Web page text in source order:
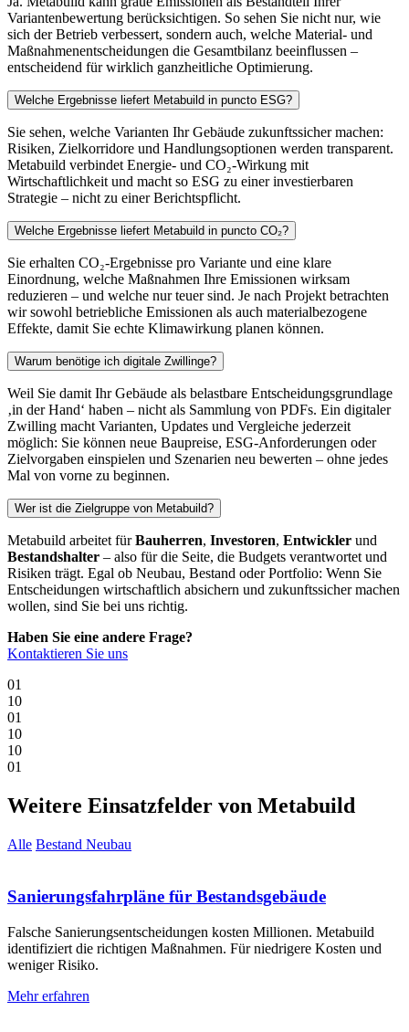
Variantenbewertung berücksichtigen. So sehen Sie nicht nur, wie
sich der Betrieb verbessert, sondern auch, welche Material- und
Maßnahmenentscheidungen die Gesamtbilanz beeinflussen –
entscheidend für wirklich ganzheitliche Optimierung.
Welche Ergebnisse liefert Metabuild in puncto ESG?
Sie sehen, welche Varianten Ihr Gebäude zukunftssicher machen:
Risiken, Zielkorridore und Handlungsoptionen werden transparent.
Metabuild verbindet Energie- und CO₂-Wirkung mit
Wirtschaftlichkeit und macht so ESG zu einer investierbaren
Strategie – nicht zu einer Berichtspflicht.
Welche Ergebnisse liefert Metabuild in puncto CO₂?
Sie erhalten CO₂-Ergebnisse pro Variante und eine klare
Einordnung, welche Maßnahmen Ihre Emissionen wirksam
reduzieren – und welche nur teuer sind. Je nach Projekt betrachten
wir sowohl betriebliche Emissionen als auch materialbezogene
Effekte, damit Sie echte Klimawirkung planen können.
Warum benötige ich digitale Zwillinge?
Weil Sie damit Ihr Gebäude als belastbare Entscheidungsgrundlage
‚in der Hand‘ haben – nicht als Sammlung von PDFs. Ein digitaler
Zwilling macht Varianten, Updates und Vergleiche jederzeit
möglich: Sie können neue Baupreise, ESG-Anforderungen oder
Zielvorgaben einspielen und Szenarien neu bewerten – ohne jedes
Mal von vorne zu beginnen.
Wer ist die Zielgruppe von Metabuild?
Metabuild arbeitet fürBauherren, Investoren, Entwickler und
Bestandshalter – also für die Seite, die Budgets verantwortet und
Risiken trägt. Egal ob Neubau, Bestand oder Portfolio: Wenn Sie
Entscheidungen wirtschaftlich absichern und zukunftssicher machen
wollen, sind Sie bei uns richtig.
Haben Sie eine andere Frage?
Kontaktieren Sie uns
01
10
01
10
10
01
Weitere Einsatzfelder von Metabuild
Alle Bestand Neubau
Sanierungs­­fahrpläne für Bestands­­gebäude
Falsche Sanierungs­entscheidungen kosten Millionen. Metabuild
identifiziert die richtigen Maßnahmen. Für niedrigere Kosten und
weniger Risiko.
Mehr erfahren